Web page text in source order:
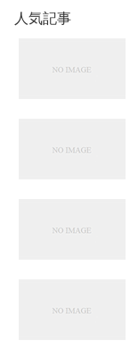
人気記事